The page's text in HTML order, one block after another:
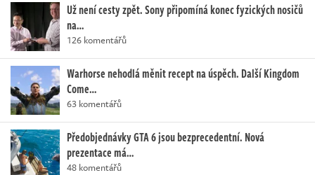
Už není cesty zpět. Sony připomíná konec fyzických nosičů
na…
126 komentářů
Warhorse nehodlá měnit recept na úspěch. Další Kingdom
Come…
63 komentářů
Předobjednávky GTA 6 jsou bezprecedentní. Nová
prezentace má…
48 komentářů